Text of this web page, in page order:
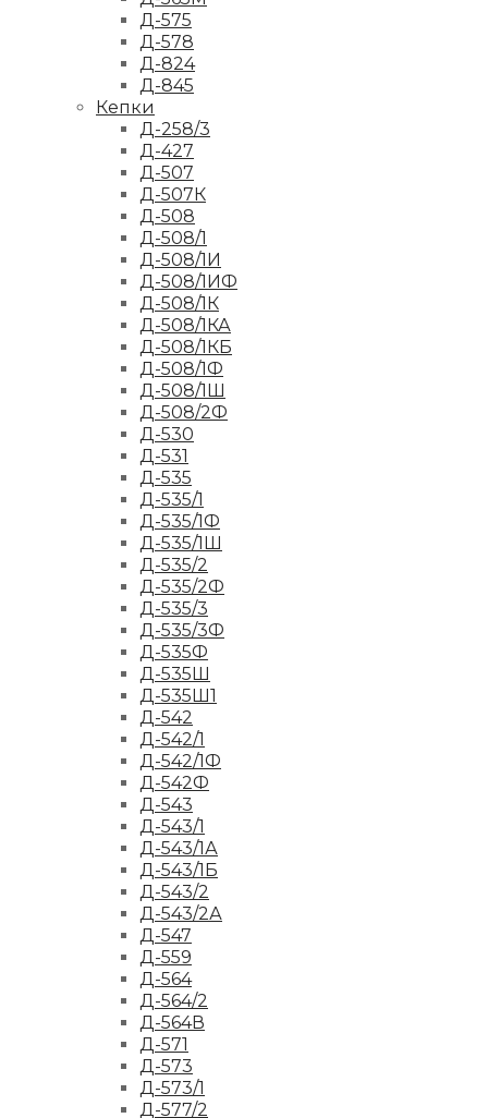
Д-575
Д-578
Д-824
Д-845
Кепки
Д-258/3
Д-427
Д-507
Д-507К
Д-508
Д-508/1
Д-508/1И
Д-508/1ИФ
Д-508/1К
Д-508/1КА
Д-508/1КБ
Д-508/1Ф
Д-508/1Ш
Д-508/2Ф
Д-530
Д-531
Д-535
Д-535/1
Д-535/1Ф
Д-535/1Ш
Д-535/2
Д-535/2Ф
Д-535/3
Д-535/3Ф
Д-535Ф
Д-535Ш
Д-535Ш1
Д-542
Д-542/1
Д-542/1Ф
Д-542Ф
Д-543
Д-543/1
Д-543/1А
Д-543/1Б
Д-543/2
Д-543/2А
Д-547
Д-559
Д-564
Д-564/2
Д-564В
Д-571
Д-573
Д-573/1
Д-577/2